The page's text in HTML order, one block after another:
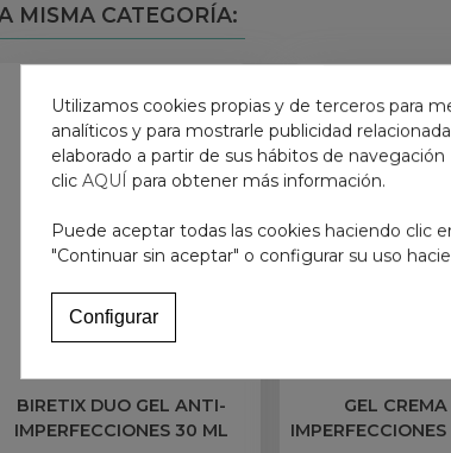
MISMA CATEGORÍA:
BIRETIX DUO GEL ANTI-
IMPERFECCIONES 30 ML
GEL
Utilizamos cookies propias y de terceros para
analíticos y para mostrarle publicidad
elaborado a partir de sus hábitos de
clic AQUÍ para obtener más información.
Puede aceptar todas las cookies haciendo clic
"Continuar sin aceptar" o configurar su uso
Configurar